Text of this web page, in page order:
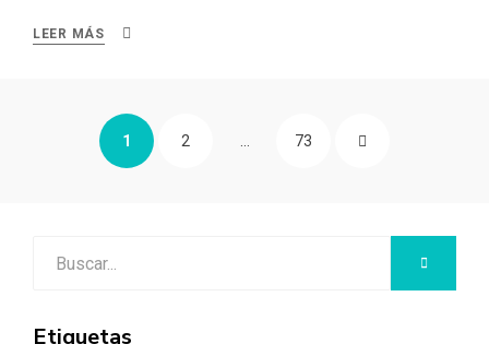
LEER MÁS
PaginaciónPÁGINA
1 PÁGINA
2 … PÁGINA
73 PÁGINA
BUSCAR
Etiquetas